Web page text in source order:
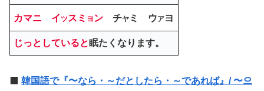
カマニ イツスミ ヨ ン チヤ ミ ウアヨ
じっとしていると眠たくなります。
韓国語で『〜なら・～だとしたら・～であれば』/ 〜으